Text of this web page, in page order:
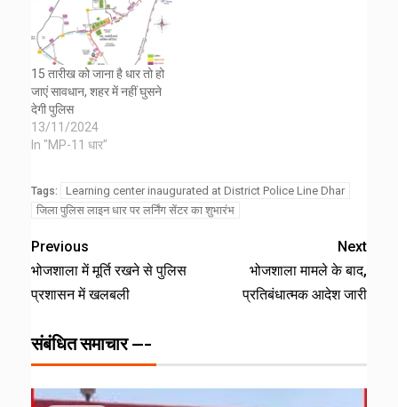
15 तारीख को जाना है धार तो हो
जाएं सावधान, शहर में नहीं घुसने
देगी पुलिस
13/11/2024
In "MP-11 धार"
Tags:
Learning center inaugurated at District Police Line Dhar
जिला पुलिस लाइन धार पर लर्निंग सेंटर का शुभारंभ
Previous
भोजशाला में मूर्ति रखने से पुलिस
प्रशासन में खलबली
Next
भोजशाला मामले के बाद,
प्रतिबंधात्मक आदेश जारी
संबंधित समाचार ---